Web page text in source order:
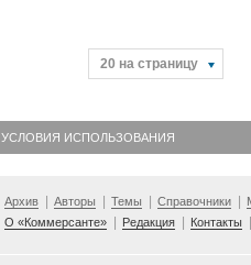
20 на страницу
УСЛОВИЯ ИСПОЛЬЗОВАНИЯ
Архив Авторы Темы Справочники
О «Коммерсанте»
Редакция Контакты